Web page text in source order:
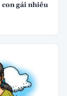
con gái nhiều